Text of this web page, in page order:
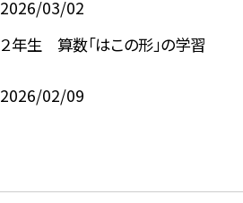
2026/03/02
２年生 算数「はこの形」の学習
2026/02/09